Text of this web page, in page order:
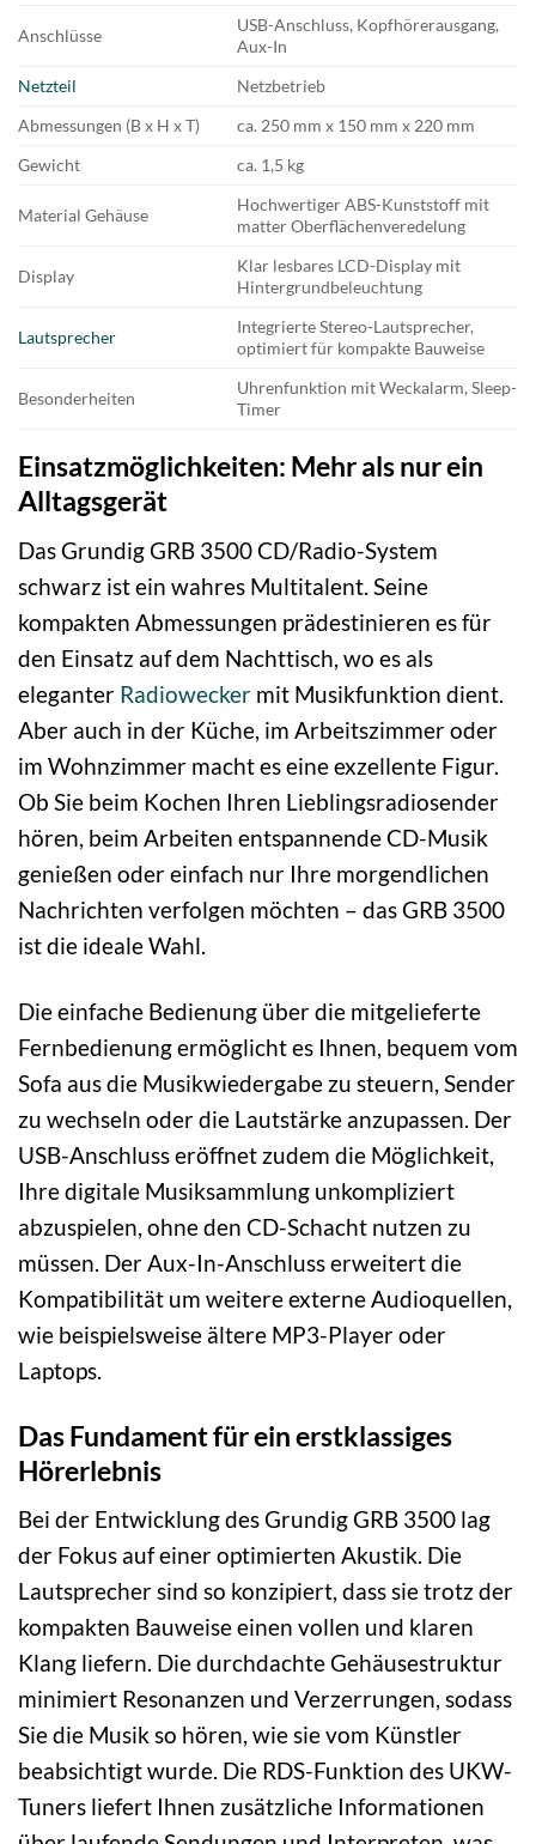
Anschlüsse
USB-Anschluss, Kopfhörerausgang,
Aux-In
Netzteil
Netzbetrieb
Abmessungen (B x H x T)
ca. 250 mm x 150 mm x 220 mm
Gewicht
ca. 1,5 kg
Material Gehäuse
Hochwertiger ABS-Kunststoff mit
matter Oberflächenveredelung
Display
Klar lesbares LCD-Display mit
Hintergrundbeleuchtung
Lautsprecher
Integrierte Stereo-Lautsprecher,
optimiert für kompakte Bauweise
Besonderheiten
Uhrenfunktion mit Weckalarm, Sleep-
Timer
Einsatzmöglichkeiten: Mehr als nur ein
Alltagsgerät
Das Grundig GRB 3500 CD/Radio-System
schwarz ist ein wahres Multitalent. Seine
kompakten Abmessungen prädestinieren es für
den Einsatz auf dem Nachttisch, wo es als
eleganter Radiowecker mit Musikfunktion dient.
Aber auch in der Küche, im Arbeitszimmer oder
im Wohnzimmer macht es eine exzellente Figur.
Ob Sie beim Kochen Ihren Lieblingsradiosender
hören, beim Arbeiten entspannende CD-Musik
genießen oder einfach nur Ihre morgendlichen
Nachrichten verfolgen möchten – das GRB 3500
ist die ideale Wahl.
Die einfache Bedienung über die mitgelieferte
Fernbedienung ermöglicht es Ihnen, bequem vom
Sofa aus die Musikwiedergabe zu steuern, Sender
zu wechseln oder die Lautstärke anzupassen. Der
USB-Anschluss eröffnet zudem die Möglichkeit,
Ihre digitale Musiksammlung unkompliziert
abzuspielen, ohne den CD-Schacht nutzen zu
müssen. Der Aux-In-Anschluss erweitert die
Kompatibilität um weitere externe Audioquellen,
wie beispielsweise ältere MP3-Player oder
Laptops.
Das Fundament für ein erstklassiges
Hörerlebnis
Bei der Entwicklung des Grundig GRB 3500 lag
der Fokus auf einer optimierten Akustik. Die
Lautsprecher sind so konzipiert, dass sie trotz der
kompakten Bauweise einen vollen und klaren
Klang liefern. Die durchdachte Gehäusestruktur
minimiert Resonanzen und Verzerrungen, sodass
Sie die Musik so hören, wie sie vom Künstler
beabsichtigt wurde. Die RDS-Funktion des UKW-
Tuners liefert Ihnen zusätzliche Informationen